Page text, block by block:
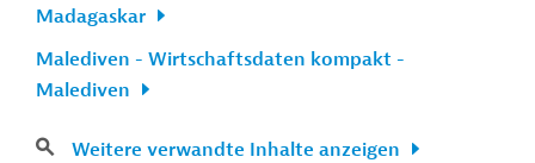
Madagaskar
Malediven - Wirtschaftsdaten kompakt -
Malediven
Weitere verwandte Inhalte anzeigen